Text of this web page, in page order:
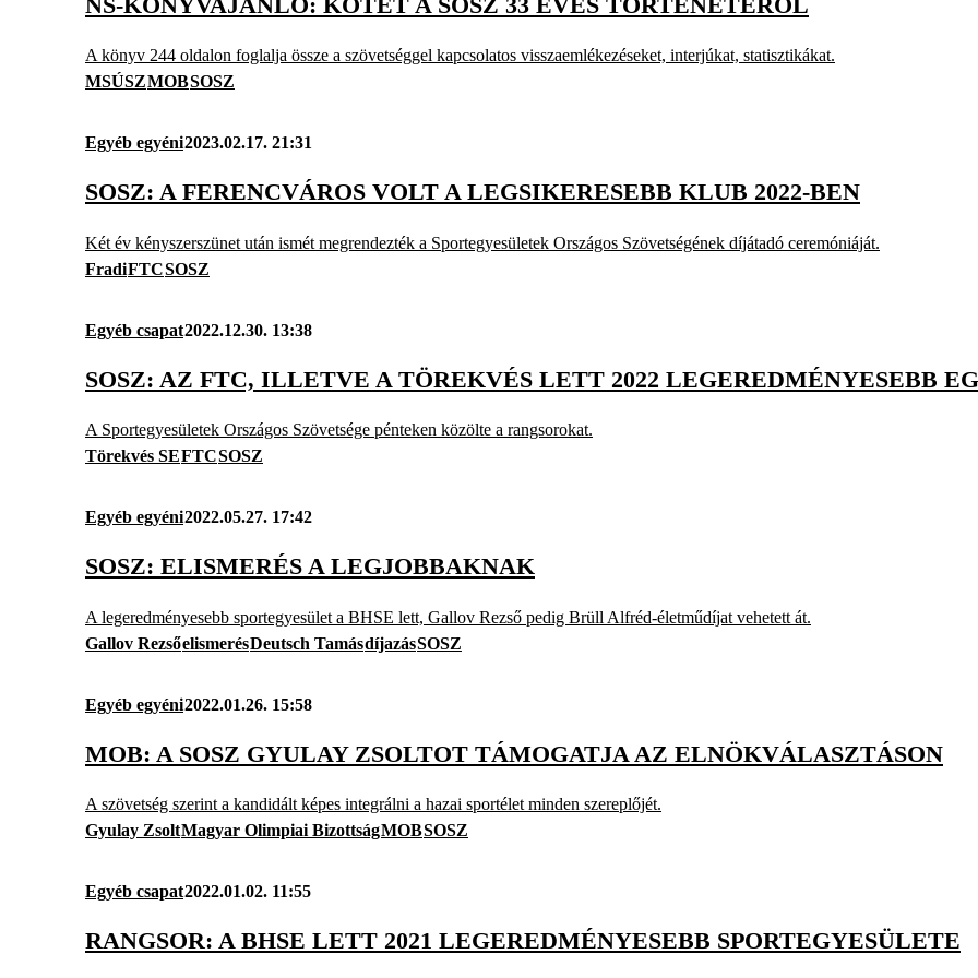
A könyv 244 oldalon foglalja össze a szövetséggel kapcsolatos visszaemlékezéseket, interjúkat, statisztikákat.
MSÚSZMOBSOSZ
Egyéb egyéni2023.02.17. 21:31
SOSZ: A FERENCVÁROS VOLT A LEGSIKERESEBB KLUB 2022-BEN
Két év kényszerszünet után ismét megrendezték a Sportegyesületek Országos Szövetségének díjátadó ceremóniáját.
FradiFTCSOSZ
Egyéb csapat2022.12.30. 13:38
SOSZ: AZ FTC, ILLETVE A TÖREKVÉS LETT 2022 LEGEREDMÉNYESEBB
A Sportegyesületek Országos Szövetsége pénteken közölte a rangsorokat.
Törekvés SEFTCSOSZ
Egyéb egyéni2022.05.27. 17:42
SOSZ: ELISMERÉS A LEGJOBBAKNAK
A legeredményesebb sportegyesület a BHSE lett, Gallov Rezső pedig Brüll Alfréd-életműdíjat vehetett át.
Gallov RezsőelismerésDeutsch TamásdíjazásSOSZ
Egyéb egyéni2022.01.26. 15:58
MOB: A SOSZ GYULAY ZSOLTOT TÁMOGATJA AZ ELNÖKVÁLASZTÁSON
A szövetség szerint a kandidált képes integrálni a hazai sportélet minden szereplőjét.
Gyulay ZsoltMagyar Olimpiai BizottságMOBSOSZ
Egyéb csapat2022.01.02. 11:55
RANGSOR: A BHSE LETT 2021 LEGEREDMÉNYESEBB SPORTEGYESÜLETE